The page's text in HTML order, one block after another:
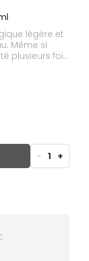
légère et
Même si
plusieurs fois,
comme
30 %
- 1 +